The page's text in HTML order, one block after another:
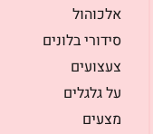
אלכוהול
סידורי בלונים
צעצועים
על גלגלים
מצעים